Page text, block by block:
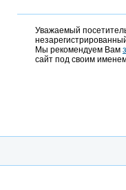
Уважаемый
Мы рекомендуем Вам
сайт под своим